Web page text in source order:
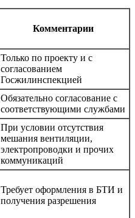
Комментарии
Только по проекту и с
согласованием
Госжилинспекцией
Обязательно согласование с
соответствующими службами
При условии отсутствия
мешания вентиляции,
электропроводки и прочих
коммуникаций
Требует оформления в БТИ и
получения разрешения